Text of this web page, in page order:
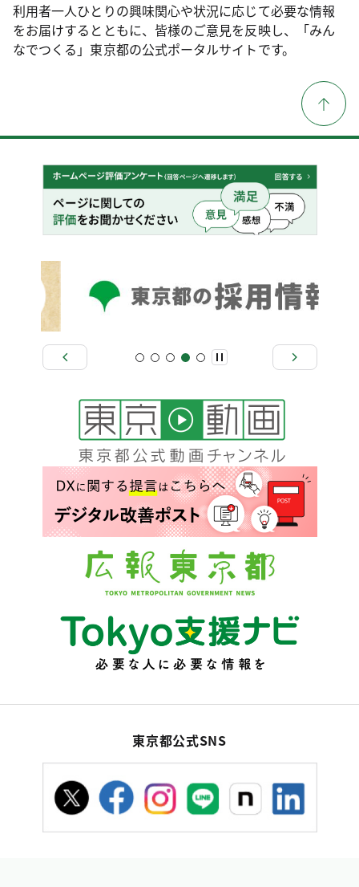
利用者一人ひとりの興味関心や状況に応じて必要な情報
をお届けするとともに、皆様のご意見を反映し、「みん
なでつくる」東京都の公式ポータルサイトです。
東京都公式SNS